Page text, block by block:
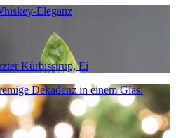
Eleganz
Kürbissirup, Ei
Dekadenz in einem Glas.